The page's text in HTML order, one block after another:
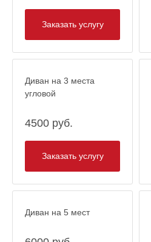
Заказать услугу
Диван на 3 места
угловой
4500 руб.
Заказать услугу
Диван на 5 мест